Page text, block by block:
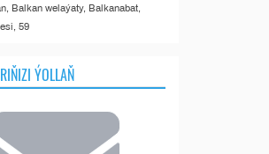
Balkan welaýaty, Balkanabat,
59
ÝOLLAŇ